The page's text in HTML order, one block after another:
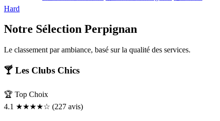
Rencontre & Libertinage Escapade Coquine
Suivez-nous
Hard
Notre Sélection Perpignan
Le classement par ambiance, basé sur la qualité des services.
🍸 Les Clubs Chics
🏆 Top Choix
4.1 ★★★★☆ (227 avis)